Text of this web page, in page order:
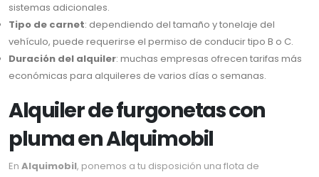
sistemas adicionales.
Tipo de carnet: dependiendo del tamaño y tonelaje del
vehículo, puede requerirse el permiso de conducir tipo B o C.
Duración del alquiler: muchas empresas ofrecen tarifas más
económicas para alquileres de varios días o semanas.
Alquiler de furgonetas con
pluma en Alquimobil
En Alquimobil, ponemos a tu disposición una flota de